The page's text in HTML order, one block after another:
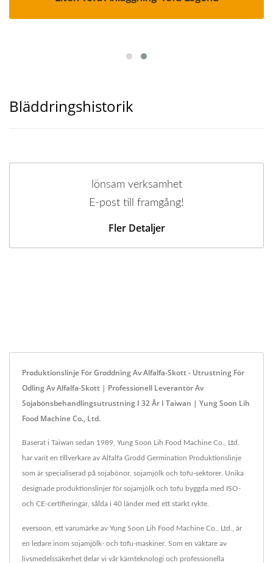
Bläddringshistorik
lönsam verksamhet
E-post till framgång!
Fler Detaljer
Produktionslinje För Groddning Av Alfalfa-Skott - Utrustning För
Odling Av Alfalfa-Skott | Professionell Leverantör Av
Sojabönsbehandlingsutrustning I 32 År I Taiwan | Yung Soon Lih
Food Machine Co., Ltd.
Baserat i Taiwan sedan 1989, Yung Soon Lih Food Machine Co., Ltd.
har varit en tillverkare av Alfalfa Grodd Germination Produktionslinje
som är specialiserad på sojabönor, sojamjölk och tofu-sektorer. Unika
designade produktionslinjer för sojamjölk och tofu byggda med ISO-
och CE-certifieringar, sålda i 40 länder med ett starkt rykte.
eversoon, ett varumärke av Yung Soon Lih Food Machine Co., Ltd., är
en ledare inom sojamjölk- och tofu-maskiner. Som en väktare av
livsmedelssäkerhet delar vi vår kärnteknologi och professionella